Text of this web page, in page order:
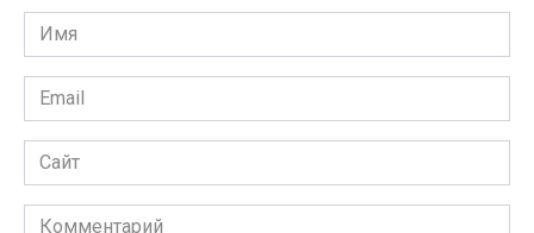
Имя
*
Email
*
Сайт
Комментарий